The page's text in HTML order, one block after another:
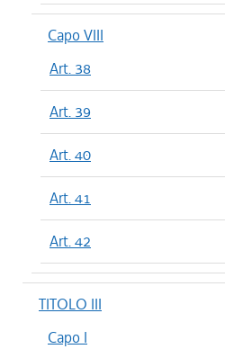
Capo VIII
Art. 38
Art. 39
Art. 40
Art. 41
Art. 42
TITOLO III
Capo I